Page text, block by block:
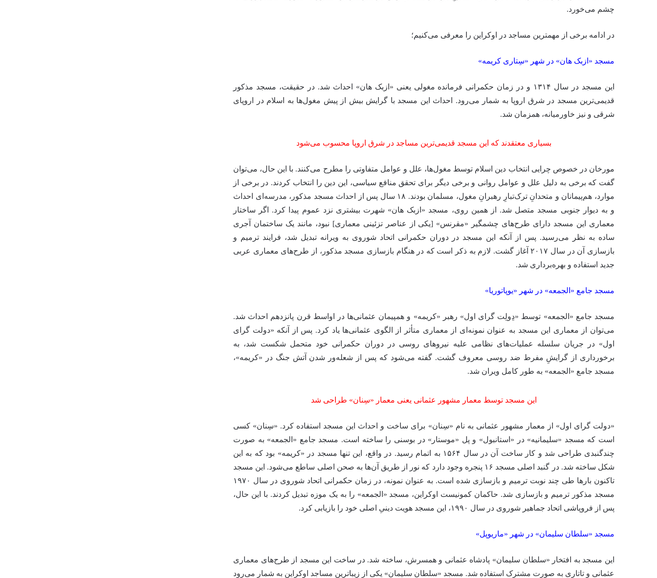
چشم می‌خورد.
در ادامه برخی از مهمترین مساجد در اوکراین را معرفی می‌کنیم؛
مسجد «ازبک هان» در شهر «سِتاری کریمه»
این مسجد در سال ۱۳۱۴ و در زمان حکمرانی فرمانده مغولی یعنی «ازبک هان» احداث شد. در حقیقت، مسجد مذکور
قدیمی‌ترین مسجد در شرق اروپا به شمار می‌رود. احداث این مسجد با گرایش بیش از پیش مغول‌ها به اسلام در اروپای
شرقی و نیز خاورمیانه، همزمان شد.
بسیاری معتقدند که این مسجد قدیمی‌ترین مساجد در شرق اروپا محسوب می‌شود
مورخان در خصوص چرایی انتخاب دین اسلام توسط مغول‌ها، علل و عوامل متفاوتی را مطرح می‌کنند. با این حال، می‌توان
گفت که برخی به دلیل علل و عوامل روانی و برخی دیگر برای تحقق منافع سیاسی، این دین را انتخاب کردند. در برخی از
موارد، هم‌پیمانان و متحدانِ ترک‌تبارِ رهبرانِ مغول، مسلمان بودند. ۱۸ سال پس از احداث مسجد مذکور، مدرسه‌ای احداث
و به دیوار جنوبی مسجد متصل شد. از همین روی، مسجد «ازبک هان» شهرت بیشتری نزد عموم پیدا کرد. اگر ساختار
معماری این مسجد دارای طرح‌های چشمگیر «مقرنس» [یکی از عناصر تزئینی معماری] نبود، مانند یک ساختمان آجری
ساده به نظر می‌رسید. پس از آنکه این مسجد در دوران حکمرانی اتحاد شوروی به ویرانه تبدیل شد، فرایند ترمیم و
بازسازی آن در سال ۲۰۱۷ آغاز گشت. لازم به ذکر است که در هنگام بازسازی مسجد مذکور، از طرح‌های معماری عربی
جدید استفاده و بهره‌برداری شد.
مسجد جامع «الجمعه» در شهر «یوپاتوریا»
مسجد جامع «الجمعه» توسط «دِولِت گرای اول» رهبر «کریمه» و همپیمان عثمانی‌ها در اواسط قرن پانزدهم احداث شد.
می‌توان از معماری این مسجد به عنوان نمونه‌ای از معماری متأثر از الگوی عثمانی‌ها یاد کرد. پس از آنکه «دولت گرای
اول» در جریان سلسله عملیات‌های نظامی علیه نیروهای روسی در دوران حکمرانی خود متحمل شکست شد، به
برخورداری از گرایشِ مفرط ضد روسی معروف گشت. گفته می‌شود که پس از شعله‌ور شدن آتش جنگ در «کریمه»،
مسجد جامع «الجمعه» به طور کامل ویران شد.​
این مسجد توسط معمار مشهور عثمانی یعنی معمار «سِنان» طراحی شد
«دولت گرای اول» از معمار مشهور عثمانی به نام «سِنان» برای ساخت و احداث این مسجد استفاده کرد. «سِنان» کسی
است که مسجد «سلیمانیه» در «استانبول» و پل «موستار» در بوسنی را ساخته است. مسجد جامع «الجمعه» به صورت
چندگنبدی طراحی شد و کار ساخت آن در سال ۱۵۶۴ به اتمام رسید. در واقع، این تنها مسجد در «کریمه» بود که به این
شکل ساخته شد. در گنبد اصلی مسجد ۱۶ پنجره وجود دارد که نور از طریق آن‌ها به صحن اصلی ساطع می‌شود. این مسجد
تاکنون بارها طی چند نوبت ترمیم و بازسازی شده است. به عنوان نمونه، در زمان حکمرانی اتحاد شوروی در سال ۱۹۷۰
مسجد مذکور ترمیم و بازسازی شد. حاکمان کمونیست اوکراین، مسجد «الجمعه» را به یک موزه تبدیل کردند. با این حال،
پس از فروپاشی اتحاد جماهیر شوروی در سال ۱۹۹۰، این مسجد هویت دینیِ اصلی خود را بازیابی کرد.
مسجد «سلطان سلیمان» در شهر «ماریوپل»
این مسجد به افتخار «سلطان سلیمان» پادشاه عثمانی و همسرش، ساخته شد. در ساخت این مسجد از طرح‌های معماری
عثمانی و تاتاری به صورت مشترک استفاده شد. مسجد «سلطان سلیمان» یکی از زیباترین مساجد اوکراین به شمار می‌رود